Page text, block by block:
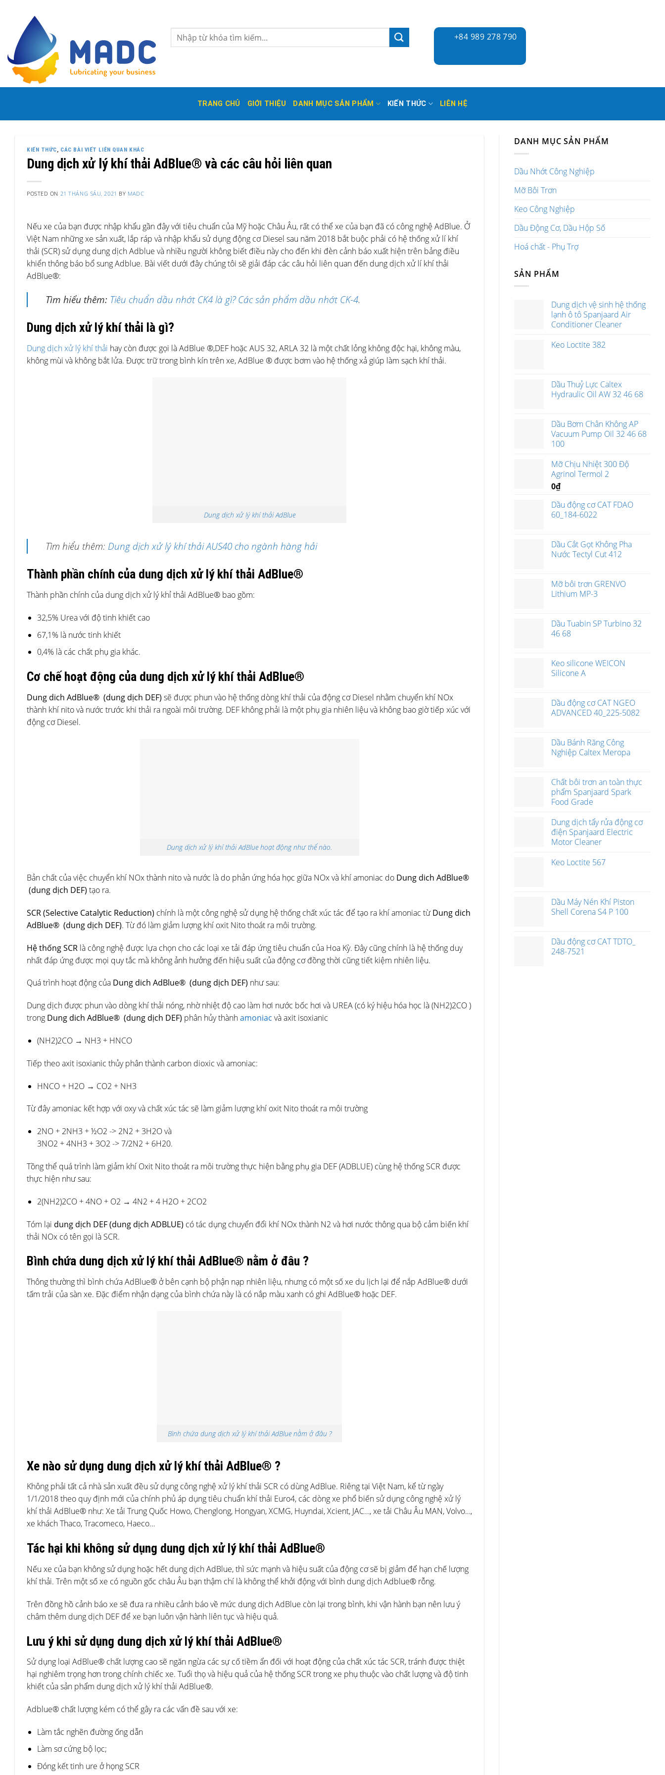
to
content
Tìm
kiếm:
+84 989 278 790
TRANG CHỦ GIỚI THIỆU DANH MỤC SẢN PHẨM KIẾN THỨC LIÊN HỆ
KIẾN THỨC, CÁC BÀI VIẾT LIÊN QUAN KHÁC
Dung dịch xử lý khí thải AdBlue® và các câu hỏi liên quan
POSTED ON 21 THÁNG SÁU, 2021 BY MADC
Nếu xe của bạn được nhập khẩu gần đây với tiêu chuẩn của Mỹ hoặc Châu Âu, rất có thể xe của bạn đã có công nghệ AdBlue. Ở
Việt Nam những xe sản xuất, lắp ráp và nhập khẩu sử dụng động cơ Diesel sau năm 2018 bắt buộc phải có hệ thống xử lí khí
thải (SCR) sử dụng dung dịch Adblue và nhiều người không biết điều này cho đến khi đèn cảnh báo xuất hiện trên bảng điều
khiển thông báo bổ sung Adblue. Bài viết dưới đây chúng tôi sẽ giải đáp các câu hỏi liên quan đến dung dịch xử lí khí thải
AdBlue®:
Tìm hiểu thêm: Tiêu chuẩn dầu nhớt CK4 là gì? Các sản phẩm dầu nhớt CK-4.
Dung dịch xử lý khí thải là gì?
Dung dịch xử lý khí thải hay còn được gọi là AdBlue ®,DEF hoặc AUS 32, ARLA 32 là một chất lỏng không độc hại, không màu,
không mùi và không bắt lửa. Được trữ trong bình kín trên xe, AdBlue ® được bơm vào hệ thống xả giúp làm sạch khí thải.
Dung dịch xử lý khí thải AdBlue
Tìm hiểu thêm: Dung dịch xử lý khí thải AUS40 cho ngành hàng hải
Thành phần chính của dung dịch xử lý khí thải AdBlue®
Thành phần chính của dung dịch xử lý khỉ thải AdBlue® bao gồm:
32,5% Urea với độ tinh khiết cao
67,1% là nước tinh khiết
0,4% là các chất phụ gia khác.
Cơ chế hoạt động của dung dịch xử lý khí thải AdBlue®
Dung dich AdBlue® (dung dịch DEF) sẽ được phun vào hệ thống dòng khí thải của động cơ Diesel nhằm chuyển khí NOx
thành khí nito và nước trước khi thải ra ngoài môi trường. DEF không phải là một phụ gia nhiên liệu và không bao giờ tiếp xúc với
động cơ Diesel.
Dung dịch xử lý khí thải AdBlue hoạt động như thế nào.
Bản chất của việc chuyển khí NOx­ thành nito và nước là do phản ứng hóa học giữa NOx và khí amoniac do Dung dich AdBlue®
(dung dịch DEF) tạo ra.
SCR (Selective Catalytic Reduction) chính là một công nghệ sử dụng hệ thống chất xúc tác để tạo ra khí amoniac từDung dich
AdBlue® (dung dịch DEF). Từ đó làm giảm lượng khí oxit Nito thoát ra môi trường.
Hệ thống SCR là công nghệ được lựa chọn cho các loại xe tải đáp ứng tiêu chuẩn của Hoa Kỳ. Đây cũng chính là hệ thống duy
nhất đáp ứng được mọi quy tắc mà không ảnh hưởng đến hiệu suất của động cơ đồng thời cũng tiết kiệm nhiên liệu.
Quá trình hoạt động của Dung dich AdBlue® (dung dịch DEF) như sau:
Dung dịch được phun vào dòng khí thải nóng, nhờ nhiệt độ cao làm hơi nước bốc hơi và UREA (có ký hiệu hóa học là (NH2)2CO )
trong Dung dich AdBlue® (dung dịch DEF) phân hủy thànhamoniac và axit isoxianic
(NH2)2CO → NH3 + HNCO
Tiếp theo axit isoxianic thủy phân thành carbon dioxic và amoniac:
HNCO + H2O → CO2 + NH3
Từ đây amoniac kết hợp với oxy và chất xúc tác sẽ làm giảm lượng khí oxit Nito thoát ra môi trường
2NO + 2NH3 + ½O2 -> 2N2 + 3H2O và
3NO2 + 4NH3 + 3O2 -> 7/2N2 + 6H20.
Tồng thể quá trình làm giảm khí Oxit Nito thoát ra môi trường thực hiện bằng phụ gia DEF (ADBLUE) cùng hệ thống SCR được
thực hiện như sau:
2(NH2)2CO + 4NO + O2 → 4N2 + 4 H2O + 2CO2
Tóm lại dung dịch DEF (dung dịch ADBLUE) có tác dụng chuyển đổi khí NOx thành N2 và hơi nước thông qua bộ cảm biến khí
thải NOx có tên gọi là SCR.
Bình chứa dung dịch xử lý khí thải AdBlue® nằm ở đâu ?
Thông thường thì bình chứa AdBlue® ở bên cạnh bộ phận nạp nhiên liệu, nhưng có một số xe du lịch lại để nắp AdBlue® dưới
tấm trải của sàn xe. Đặc điểm nhận dạng của bình chứa này là có nắp màu xanh có ghi AdBlue® hoặc DEF.
Bình chứa dung dịch xử lý khí thải AdBlue nằm ở đâu ?
Xe nào sử dụng dung dịch xử lý khí thải AdBlue® ?
Không phải tất cả nhà sản xuất đều sử dụng công nghệ xử lý khí thải SCR có dùng AdBlue. Riêng tại Việt Nam, kể từ ngày
1/1/2018 theo quy định mới của chính phủ áp dụng tiêu chuẩn khí thải Euro4, các dòng xe phổ biến sử dụng công nghệ xử lý
khí thải AdBlue® như: Xe tải Trung Quốc Howo, Chenglong, Hongyan, XCMG, Huyndai, Xcient, JAC…, xe tải Châu Âu MAN, Volvo…,
xe khách Thaco, Tracomeco, Haeco…
Tác hại khi không sử dụng dung dịch xử lý khí thải AdBlue®
Nếu xe của bạn không sử dụng hoặc hết dung dịch AdBlue, thì sức mạnh và hiệu suất của động cơ sẽ bị giảm để hạn chế lượng
khí thải. Trên một số xe có nguồn gốc châu Âu bạn thậm chí là không thể khởi động với bình dung dịch Adblue® rỗng.
Trên đồng hồ cảnh báo xe sẽ đưa ra nhiều cảnh báo về mức dung dịch AdBlue còn lại trong bình, khi vận hành bạn nên lưu ý
châm thêm dung dịch DEF để xe bạn luôn vận hành liên tục và hiệu quả.
Lưu ý khi sử dụng dung dịch xử lý khí thải AdBlue®
Sử dụng loại AdBlue® chất lượng cao sẽ ngăn ngừa các sự cố tiềm ẩn đối với hoạt động của chất xúc tác SCR, tránh được thiệt
hại nghiêm trọng hơn trong chính chiếc xe. Tuổi thọ và hiệu quả của hệ thống SCR trong xe phụ thuộc vào chất lượng và độ tinh
khiết của sản phẩm dung dịch xử lý khí thải AdBlue®.
Adblue® chất lượng kém có thể gây ra các vấn đề sau với xe:
Làm tắc nghẽn đường ống dẫn
Làm sơ cứng bộ lọc;
Đóng kết tinh ure ở họng SCR
DANH MỤC SẢN PHẨM
Dầu Nhớt Công Nghiệp
Mỡ Bôi Trơn
Keo Công Nghiệp
Dầu Động Cơ, Dầu Hộp Số
Hoá chất - Phụ Trợ
SẢN PHẨM
Dung dịch vệ sinh hệ thống
lạnh ô tô Spanjaard Air
Conditioner Cleaner
Keo Loctite 382
Dầu Thuỷ Lực Caltex
Hydraulic Oil AW 32 46 68
Dầu Bơm Chân Không AP
Vacuum Pump Oil 32 46 68
100
Mỡ Chịu Nhiệt 300 Độ
Agrinol Termol 2
0₫
Dầu động cơ CAT FDAO
60_184-6022
Dầu Cắt Gọt Không Pha
Nước Tectyl Cut 412
Mỡ bôi trơn GRENVO
Lithium MP-3
Dầu Tuabin SP Turbino 32
46 68
Keo silicone WEICON
Silicone A
Dầu động cơ CAT NGEO
ADVANCED 40_225-5082
Dầu Bánh Răng Công
Nghiệp Caltex Meropa
Chất bôi trơn an toàn thực
phẩm Spanjaard Spark
Food Grade
Dung dịch tẩy rửa động cơ
điện Spanjaard Electric
Motor Cleaner
Keo Loctite 567
Dầu Máy Nén Khí Piston
Shell Corena S4 P 100
Dầu động cơ CAT TDTO_
248-7521